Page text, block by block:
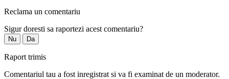
Reclama un comentariu
Sigur doresti sa raportezi acest comentariu?
Nu Da
Raport trimis
Comentariul tau a fost inregistrat si va fi examinat de un moderator.